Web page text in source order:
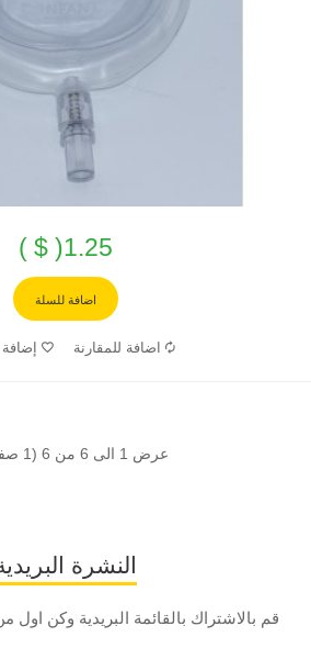
1.25( $ )
اضافة للسلة
اضافة للمقارنة
عرض 1 الى 6 من 6 (1 صفحات)
النشرة
قم بالاشتراك بالقائمة البريدية وكن اول